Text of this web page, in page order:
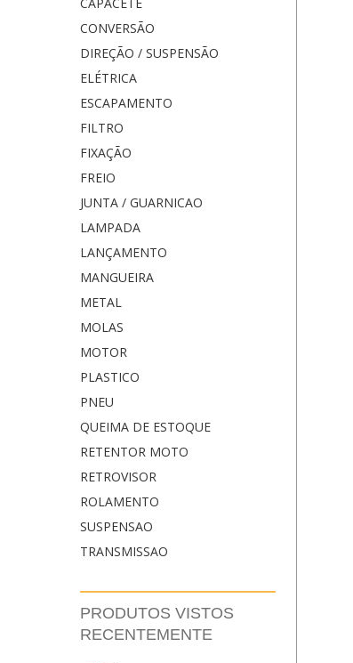
CONVERSÃO
DIREÇÃO / SUSPENSÃO
ELÉTRICA
ESCAPAMENTO
FILTRO
FIXAÇÃO
FREIO
JUNTA / GUARNICAO
LAMPADA
LANÇAMENTO
MANGUEIRA
METAL
MOLAS
MOTOR
PLASTICO
PNEU
QUEIMA DE ESTOQUE
RETENTOR MOTO
RETROVISOR
ROLAMENTO
SUSPENSAO
TRANSMISSAO
PRODUTOS VISTOS
RECENTEMENTE